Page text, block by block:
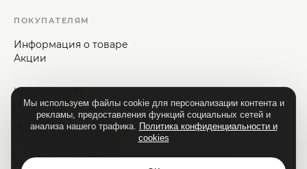
ПОКУПАТЕЛЯМ
Информация о товаре
Акции
ИНФОРМАЦИЯ
Контакты
Информация для потребителей
Политика конфиденциальности и cookies
Мы используем файлы cookie для персонализации контента и
рекламы, предоставления функций социальных сетей и
анализа нашего трафика. Политика конфиденциальности и
cookies